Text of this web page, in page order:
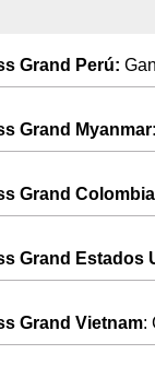
Grand Perú:
Grand
Grand
Grand Estados
Grand Vietnam: